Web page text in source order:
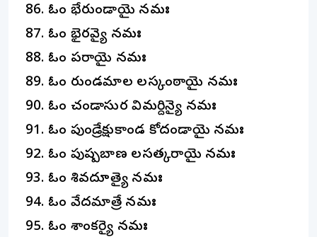
ఓం భేరుండాయై నమః
ఓం భైరవ్యై నమః
ఓం పరాయై నమః
ఓం రుండమాల లస్కంఠాయై నమః
ఓం చండాసుర విమర్దిన్యై నమః
ఓం పుండ్రేక్షుకాండ కోదండాయై నమః
ఓం పుష్పబాణ లసత్కరాయై నమః
ఓం శివదూత్యై నమః
ఓం వేదమాత్రే నమః
ఓం శాంకర్యై నమః